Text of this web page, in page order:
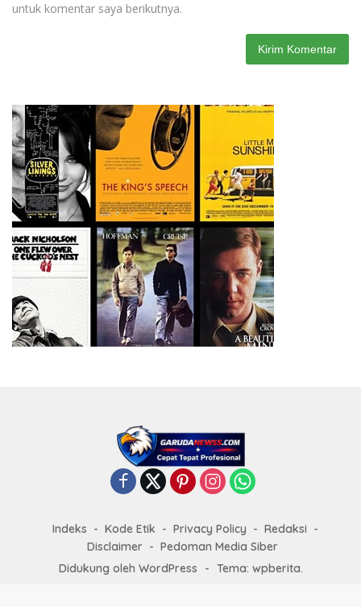
untuk komentar saya berikutnya.
Indeks Kode Etik Privacy Policy
Redaksi
Disclaimer
Pedoman Media Siber
Didukung oleh WordPress
- Tema: wpberita.